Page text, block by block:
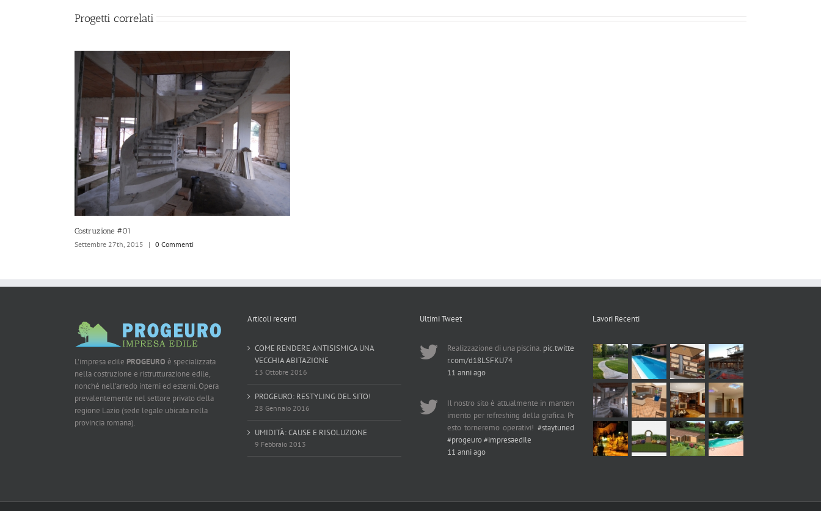
Progetti correlati
Costruzione #01
Settembre 27th, 2015
| 0 Commenti
L'impresa edile PROGEURO è specializzata
nella costruzione e ristrutturazione edile,
nonché nell'arredo interni ed esterni. Opera
prevalentemente nel settore privato della
regione Lazio (sede legale ubicata nella
provincia romana).
Articoli recenti
COME RENDERE ANTISISMICA UNA
VECCHIA ABITAZIONE
13 Ottobre 2016
PROGEURO: RESTYLING DEL SITO!
28 Gennaio 2016
UMIDITÀ: CAUSE E RISOLUZIONE
9 Febbraio 2013
Ultimi Tweet
Realizzazione di una piscina. pic.twitte
r.com/d18LSFKU74
11 anni ago
Il nostro sito è attualmente in manten
imento per refreshing della grafica. Pr
esto torneremo operativi! #staytuned
#progeuro#impresaedile
11 anni ago
Lavori Recenti